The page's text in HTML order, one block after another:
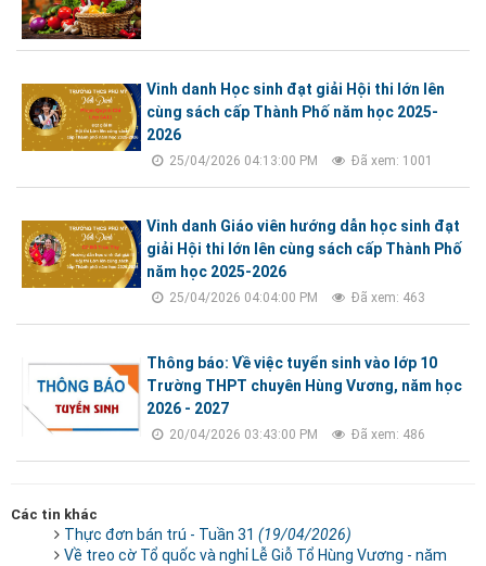
Vinh danh Học sinh đạt giải Hội thi lớn lên
cùng sách cấp Thành Phố năm học 2025-
2026
25/04/2026 04:13:00 PM Đã xem: 1001
Vinh danh Giáo viên hướng dẫn học sinh đạt
giải Hội thi lớn lên cùng sách cấp Thành Phố
năm học 2025-2026
25/04/2026 04:04:00 PM Đã xem: 463
Thông báo: Về việc tuyển sinh vào lớp 10
Trường THPT chuyên Hùng Vương, năm học
2026 - 2027
20/04/2026 03:43:00 PM Đã xem: 486
Các tin khác
Thực đơn bán trú - Tuần 31 (19/04/2026)
Về treo cờ Tổ quốc và nghỉ Lễ Giỗ Tổ Hùng Vương - năm